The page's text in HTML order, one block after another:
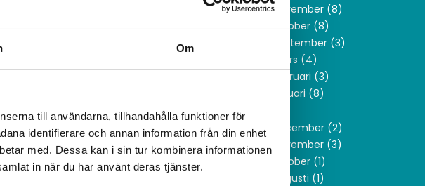
Om
till användarna, tillhandahålla funktioner för
identifierare och annan information från din enhet
med. Dessa kan i sin tur kombinera informationen
in när du har använt deras tjänster.
som lösenordsinmatning,
porten styras.
november (8)
oktober (8)
september (3)
mars (4)
februari (3)
januari (8)
december (2)
november (3)
oktober (1)
augusti (1)